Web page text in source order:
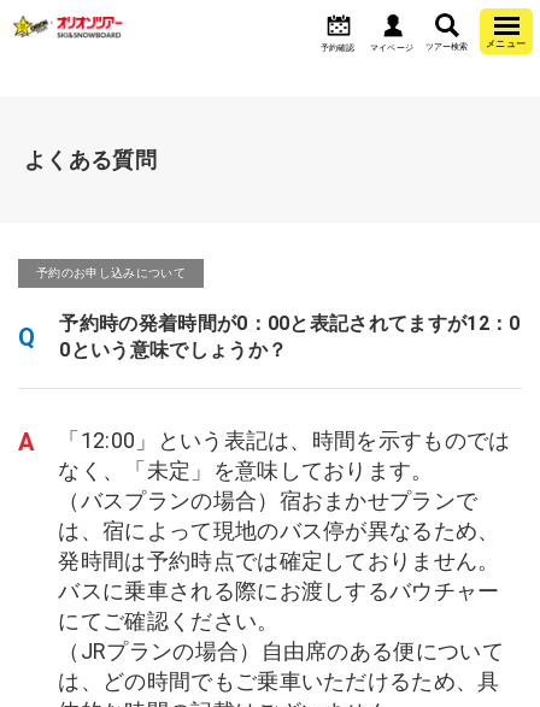
予約確認 マイページ ツアー検索 メニュー
よくある質問
予約のお申し込みについて
Q
予約時の発着時間が0：00と表記されてますが12：0
0という意味でしょうか？
A
「12:00」という表記は、時間を示すものでは
なく、「未定」を意味しております。
（バスプランの場合）宿おまかせプランで
は、宿によって現地のバス停が異なるため、
発時間は予約時点では確定しておりません。
バスに乗車される際にお渡しするバウチャー
にてご確認ください。
（JRプランの場合）自由席のある便について
は、どの時間でもご乗車いただけるため、具